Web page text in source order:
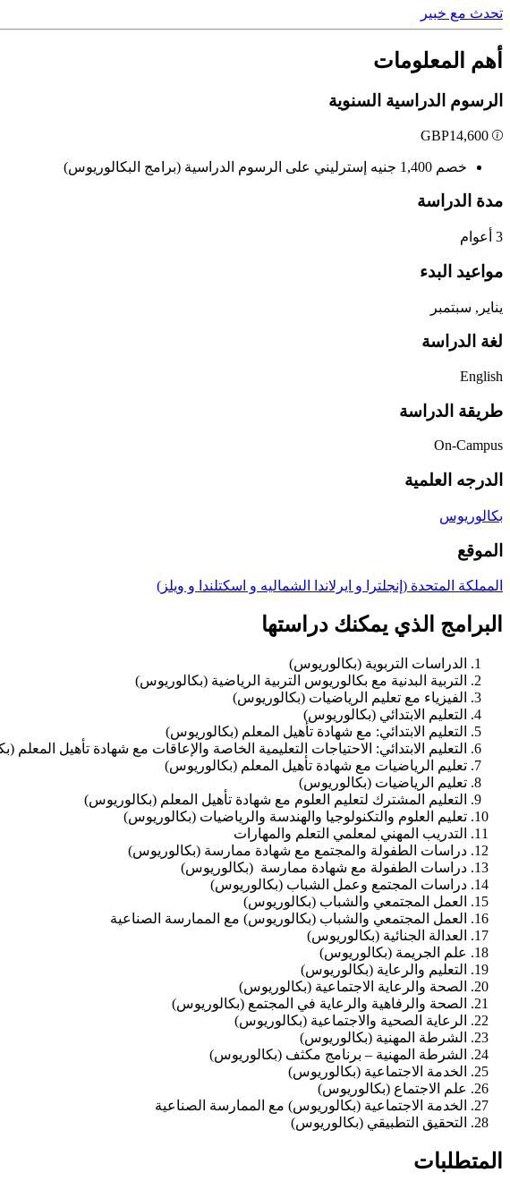
تحدث مع خبير
أهم المعلومات
الرسوم الدراسية السنوية
GBP14,600
خصم 1,400 جنيه إسترليني على الرسوم الدراسية (برامج البكالوريوس)
مدة الدراسة
3 أعوام
مواعيد البدء
يناير, سبتمبر
لغة الدراسة
English
طريقة الدراسة
On-Campus
الدرجه العلمية
بكالوريوس
الموقع
المملكة المتحدة (إنجلترا و ايرلاندا الشماليه و اسكتلندا و ويلز)
البرامج الذي يمكنك دراستها
الدراسات التربوية (بكالوريوس)
التربية البدنية مع بكالوريوس التربية الرياضية (بكالوريوس)
الفيزياء مع تعليم الرياضيات (بكالوريوس)
التعليم الابتدائي (بكالوريوس)
التعليم الابتدائي: مع شهادة تأهيل المعلم (بكالوريوس)
التعليم الابتدائي: الاحتياجات التعليمية الخاصة والإعاقات مع شهادة تأهيل المعلم
تعليم الرياضيات مع شهادة تأهيل المعلم (بكالوريوس)
تعليم الرياضيات (بكالوريوس)
التعليم المشترك لتعليم العلوم مع شهادة تأهيل المعلم (بكالوريوس)
تعليم العلوم والتكنولوجيا والهندسة والرياضيات (بكالوريوس)
التدريب المهني لمعلمي التعلم والمهارات
دراسات الطفولة والمجتمع مع شهادة ممارسة (بكالوريوس)
دراسات الطفولة مع شهادة ممارسة (بكالوريوس)
دراسات المجتمع وعمل الشباب (بكالوريوس)
العمل المجتمعي والشباب (بكالوريوس)
العمل المجتمعي والشباب (بكالوريوس) مع الممارسة الصناعية
العدالة الجنائية (بكالوريوس)
علم الجريمة (بكالوريوس)
التعليم والرعاية (بكالوريوس)
الصحة والرعاية الاجتماعية (بكالوريوس)
الصحة والرفاهية والرعاية في المجتمع (بكالوريوس)
الرعاية الصحية والاجتماعية (بكالوريوس)
الشرطة المهنية (بكالوريوس)
الشرطة المهنية – برنامج مكثف (بكالوريوس)
الخدمة الاجتماعية (بكالوريوس)
علم الاجتماع (بكالوريوس)
الخدمة الاجتماعية (بكالوريوس) مع الممارسة الصناعية
التحقيق التطبيقي (بكالوريوس)
المتطلبات